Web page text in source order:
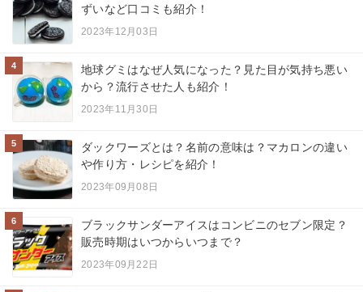
ずいなど口コミも紹介！
2023年12月03日
4
地球グミはなぜ人気になった？見た目が気持ち悪い
から？流行させた人も紹介！
2023年11月30日
5
ダックワーズとは？名前の意味は？マカロンの違い
や作り方・レシピを紹介！
2023年09月08日
6
ブラックサンダーアイスはコンビニのセブン限定？
販売時期はいつからいつまで？
2023年09月22日